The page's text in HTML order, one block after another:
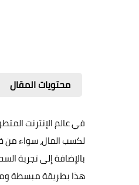
محتويات المقال
في عالم الإنترنت
لكسب المال، سواء من
بالإضافة إلى تجربة
هذا بطريقة مبسطة